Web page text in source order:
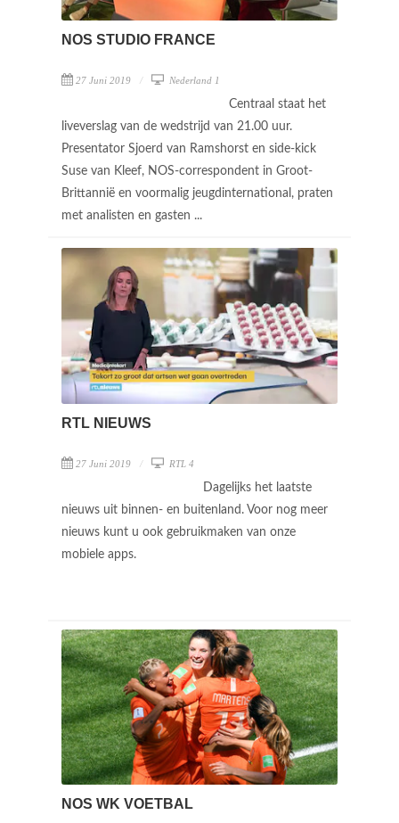
NOS STUDIO FRANCE
27 Juni 2019 Nederland 1
Centraal staat het
liveverslag van de wedstrijd van 21.00 uur.
Presentator Sjoerd van Ramshorst en side-kick
Suse van Kleef, NOS-correspondent in Groot-
Brittannië en voormalig jeugdinternational, praten
met analisten en gasten ...
RTL NIEUWS
27 Juni 2019 RTL 4
Dagelijks het laatste
nieuws uit binnen- en buitenland. Voor nog meer
nieuws kunt u ook gebruikmaken van onze
mobiele apps.
NOS WK VOETBAL